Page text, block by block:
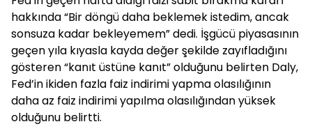
hakkında “Bir döngü daha beklemek istedim, ancak
sonsuza kadar bekleyemem” dedi. İşgücü piyasasının
geçen yıla kıyasla kayda değer şekilde zayıfladığını
gösteren “kanıt üstüne kanıt” olduğunu belirten Daly,
Fed’in ikiden fazla faiz indirimi yapma olasılığının
daha az faiz indirimi yapılma olasılığından yüksek
olduğunu belirtti.